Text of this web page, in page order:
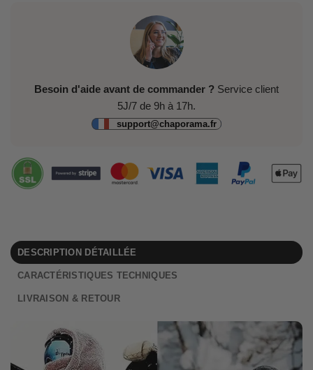
Besoin d'aide avant de commander ? Service client
5J/7 de 9h à 17h.
support@chaporama.fr
DESCRIPTION DÉTAILLÉE
CARACTÉRISTIQUES TECHNIQUES
LIVRAISON & RETOUR